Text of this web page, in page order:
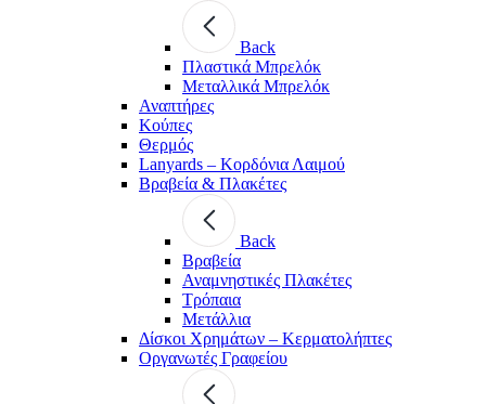
Back
Πλαστικά Μπρελόκ
Μεταλλικά Μπρελόκ
Αναπτήρες
Κούπες
Θερμός
Lanyards – Kορδόνια Λαιμού
Βραβεία & Πλακέτες
Back
Βραβεία
Αναμνηστικές Πλακέτες
Τρόπαια
Μετάλλια
Δίσκοι Χρημάτων – Κερματολήπτες
Οργανωτές Γραφείου